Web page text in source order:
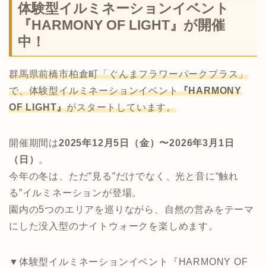
体験型イルミネーションイベント
『HARMONY OF LIGHT』が開催
中！
群馬県前橋市柏倉町「ぐんまフラワーパークプラス」
で、体験型イルミネーションイベント『HARMONY
OF LIGHT』がスタートしています。
開催期間は2025年12月5日（金）〜2026年3月1日
（日） 。
今年の冬は、ただ”見る”だけでなく、光と音に“触れ
る”イルミネーションが登場。
園内の5つのエリアを巡りながら、自然の営みをテーマ
にした没入型のナイトウォークを楽しめます。
▼体験型イルミネーションイベント『HARMONY OF